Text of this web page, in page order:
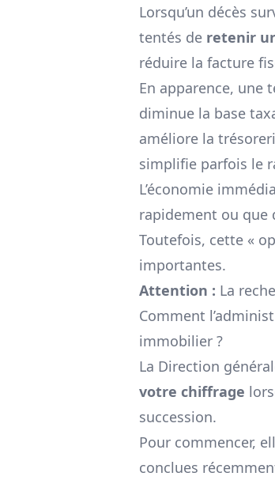
Lorsqu’un décès
tentés de retenir
réduire la facture
En apparence, une
diminue la base
améliore la
simplifie parfois le
L’économie
rapidement ou que
Toutefois, cette «
importantes.
Attention : La
Comment
immobilier ?
La Direction
votre chiffrage
succession.
Pour commencer,
conclues